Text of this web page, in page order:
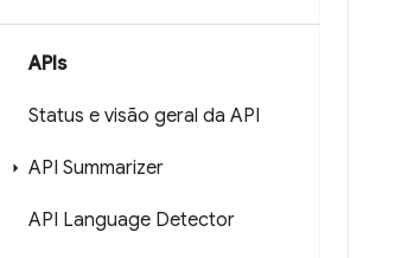
APIs
Status e visão geral da API
API Summarizer
API Language Detector